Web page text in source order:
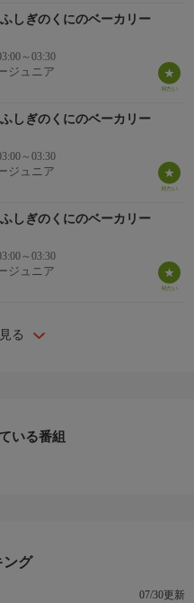
しぎのくにのベーカリー
～03:30
ジュニア
しぎのくにのベーカリー
～03:30
ジュニア
しぎのくにのベーカリー
～03:30
ジュニア
る
いる番組
ング
07/30更新